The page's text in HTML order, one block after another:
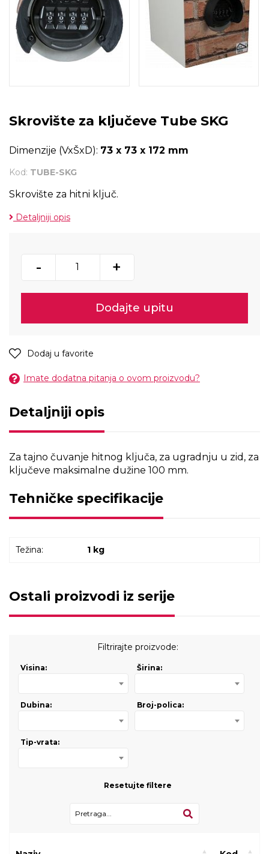
Skrovište za ključeve Tube SKG
Dimenzije (VxŠxD): 73 x 73 x 172 mm
Kod: TUBE-SKG
Skrovište za hitni ključ.
Detaljniji opis
- +
Dodajte upitu
Dodaj u favorite
Imate dodatna pitanja o ovom proizvodu?
Detaljniji opis
Za tajno čuvanje hitnog ključa, za ugradnju u zid, za
ključeve maksimalne dužine 100 mm.
Tehničke specifikacije
Težina: 1 kg
Ostali proizvodi iz serije
Filtrirajte proizvode:
Visina: Širina:
Dubina: Broj-polica:
Tip-vrata:
Resetujte filtere